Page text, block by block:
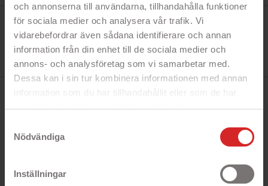
och annonserna till användarna, tillhandahålla funktioner
för sociala medier och analysera vår trafik. Vi
vidarebefordrar även sådana identifierare och annan
information från din enhet till de sociala medier och
annons- och analysföretag som vi samarbetar med.
Dessa kan i sin tur kombinera informationen med annan
information som du har tillhandahållit eller som de har
samlat in när du har använt deras tjänster.
Nödvändiga
Inställningar
Tillverkare:
Referens:
599777
I lager
0 Produkt
Snabbfakta!
- Skyddar din telefon från repor och stötar